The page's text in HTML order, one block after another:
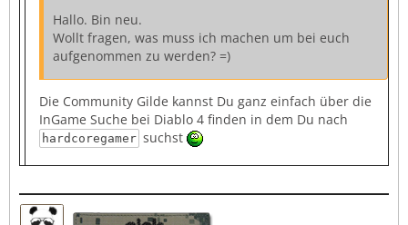
Hallo. Bin neu.
Wollt fragen, was muss ich machen um bei euch
aufgenommen zu werden? =)
Die Community Gilde kannst Du ganz einfach über die
InGame Suche bei Diablo 4 finden in dem Du nach
hardcoregamer suchst